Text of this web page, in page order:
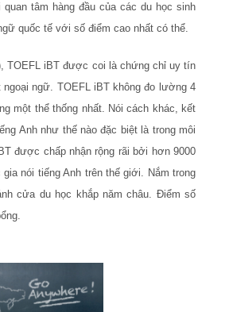
tâm hàng đầu của các du học sinh
quốc tế với số điểm cao nhất có thể.
TOEFL iBT được coi là chứng chỉ uy tín
ngữ. TOEFL iBT không đo lường 4
một thể thống nhất. Nói cách khác, kết
Anh như thế nào đặc biệt là trong môi
được chấp nhận rộng rãi bởi hơn 9000
nói tiếng Anh trên thế giới. Nắm trong
cửa du học khắp năm châu. Điểm số